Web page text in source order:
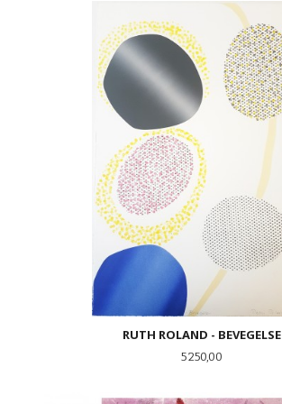
RUTH ROLAND - BEVEGELSE
Pris
5 250,00